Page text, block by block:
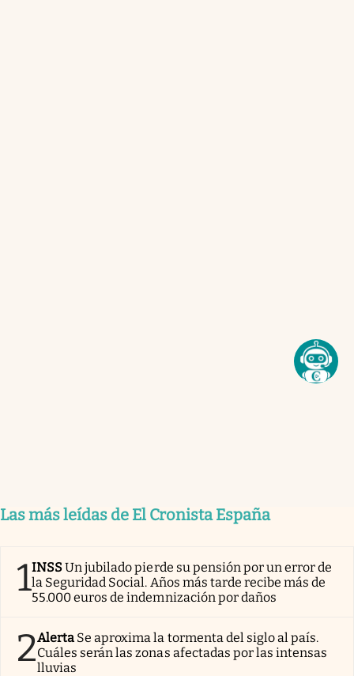
Las más leídas de El Cronista España
1INSSUn jubilado pierde su pensión por un error de
la Seguridad Social. Años más tarde recibe más de
55.000 euros de indemnización por daños
2Alerta Se aproxima la tormenta del siglo al país.
Cuáles serán las zonas afectadas por las intensas
lluvias